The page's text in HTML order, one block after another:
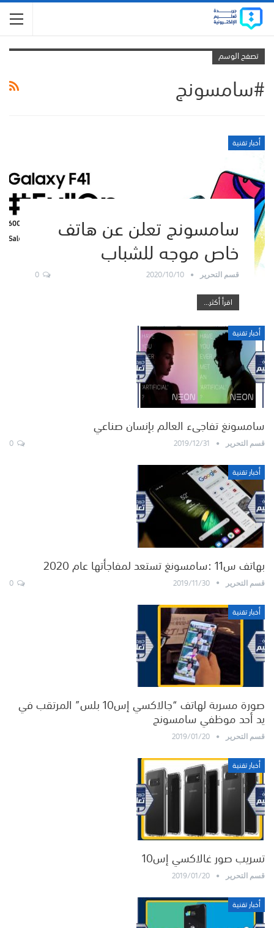
تصفح الوسم
#سامسونج
أخبار تقنية
سامسونج تعلن عن هاتف
خاص موجه للشباب
قسم التحرير 2020/10/10
0
اقرأ أكثر...
أخبار تقنية
سامسونغ تفاجىء العالم بإنسان صناعي
قسم التحرير 2019/12/31
أخبار تقنية
بهاتف س11 :سامسونغ تستعد لمفاجأتها عام 2020
قسم التحرير 2019/11/30
أخبار تقنية
صورة مسربة لهاتف “جالاكسي إس10 بلس” المرتقب في
يد أحد موظفي سامسونج
قسم التحرير
2019/01/20
أخبار تقنية
تسريب صور غالاكسي إس10
قسم التحرير
2019/01/20
أخبار تقنية